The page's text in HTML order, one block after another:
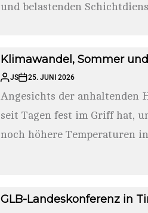
und belastenden
Klimawandel, Sommer
JS 25. JUNI 2026
Angesichts der anhaltenden
seit Tagen fest im Griff hat,
noch höhere Temperaturen
GLB-Landeskonferenz in